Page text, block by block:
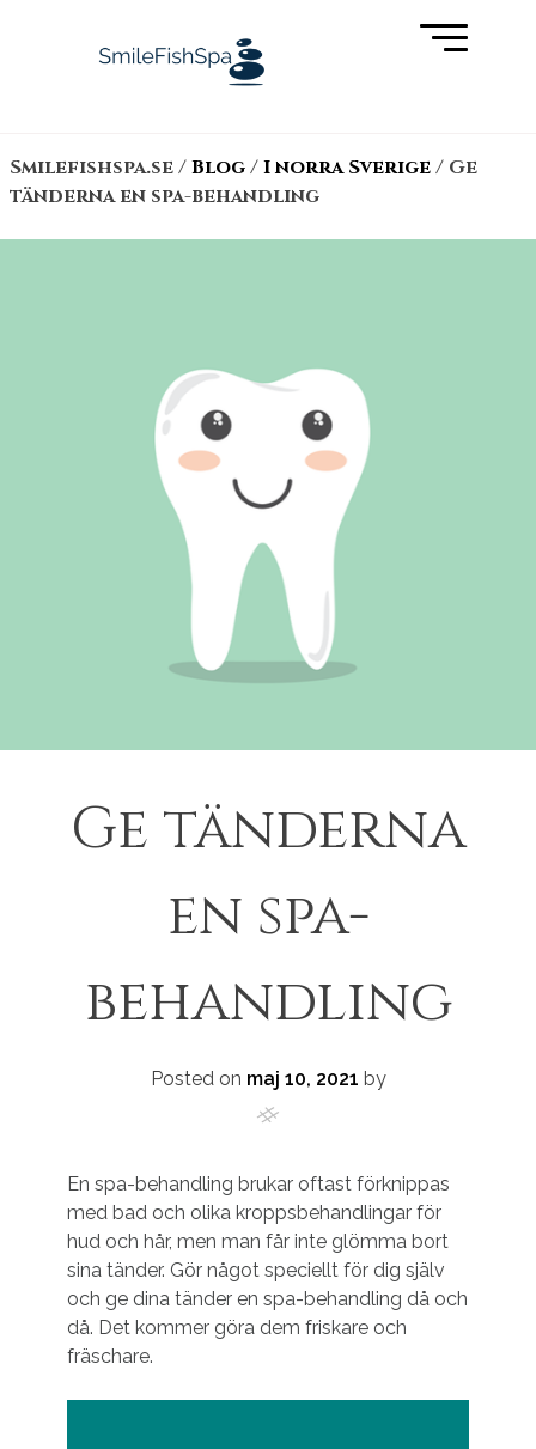
Smilefishspa.se/Blog/I norra Sverige/ Ge
tänderna en spa-behandling
Ge tänderna
en spa-
behandling
Posted on maj 10, 2021 by
En spa-behandling brukar oftast förknippas
med bad och olika kroppsbehandlingar för
hud och hår, men man får inte glömma bort
sina tänder. Gör något speciellt för dig själv
och ge dina tänder en spa-behandling då och
då. Det kommer göra dem friskare och
fräschare.